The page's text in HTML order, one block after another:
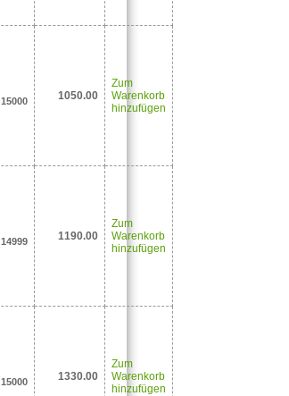
15000 1050.00
Zum
Warenkorb
hinzufügen
14999 1190.00
Zum
Warenkorb
hinzufügen
15000 1330.00
Zum
Warenkorb
hinzufügen